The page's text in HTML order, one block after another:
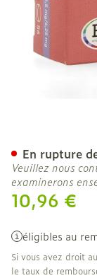
10,96 €
éligibles au
Si vous avez droit
le taux de
En rupture
Veuillez nous
examinerons